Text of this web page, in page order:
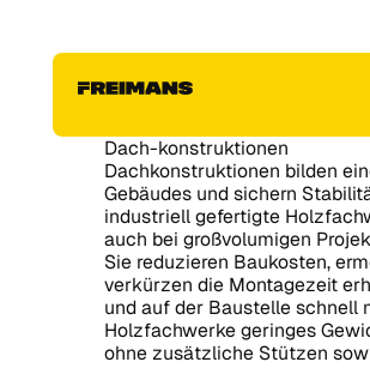
Dach-konstruktionen
Dachkonstruktionen bilden
Gebäudes und sichern
industriell gefertigte
auch bei großvolumigen
Sie reduzieren Baukosten,
verkürzen die Montagezeit
und auf der Baustelle schnell
Holzfachwerke geringes
ohne zusätzliche Stützen